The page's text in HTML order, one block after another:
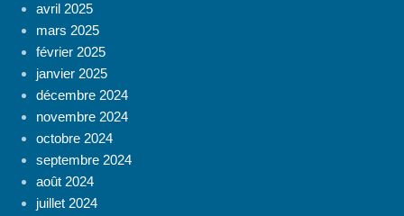
avril 2025
mars 2025
février 2025
janvier 2025
décembre 2024
novembre 2024
octobre 2024
septembre 2024
août 2024
juillet 2024